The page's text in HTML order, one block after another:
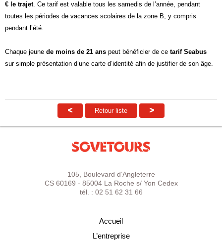
€ le trajet. Ce tarif est valable tous les samedis de l’année, pendant
toutes les périodes de vacances scolaires de la zone B, y compris
pendant l’été.
Chaque jeune de moins de 21 ans peut bénéficier de ce tarif Seabus
sur simple présentation d’une carte d’identité afin de justifier de son âge.
< Retour liste >
105, Boulevard d’Angleterre
CS 60169 - 85004 La Roche s/ Yon Cedex
tél. : 02 51 62 31 66
Accueil
L’entreprise